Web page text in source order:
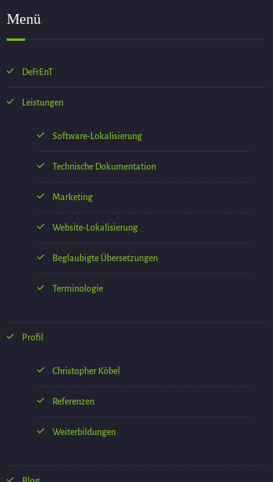
Menü
DeFrEnT
Leistungen
Software-Lokalisierung
Technische Dokumentation
Marketing
Website-Lokalisierung
Beglaubigte Übersetzungen
Terminologie
Profil
Christopher Köbel
Referenzen
Weiterbildungen